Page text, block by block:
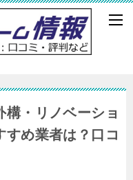
構・リノベーショ
すめ業者は？口コ